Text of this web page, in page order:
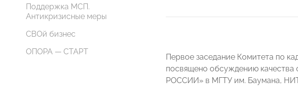
Поддержка МСП.
Антикризисные меры
СВОй бизнес
ОПОРА — СТАРТ
Первое заседание Комитета по
посвящено обсуждению
РОССИИ» в МГТУ им. Баумана,